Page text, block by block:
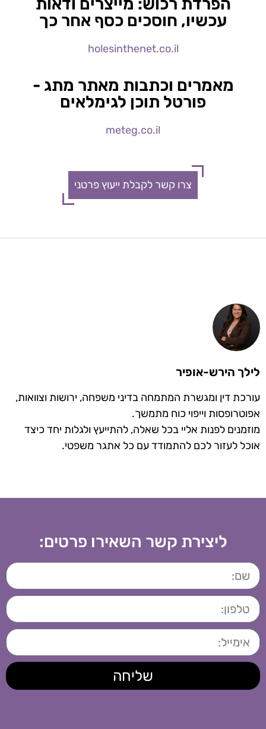
עכשיו, חוסכים כסף אחר כך
holesinthenet.co.il
מאמרים וכתבות מאתר מתג -
פורטל תוכן לגימלאים
meteg.co.il
צרו קשר לקבלת ייעוץ פרטני
לילך הירש-אופיר
עורכת דין ומגשרת המתמחה בדיני משפחה, ירושות וצוואות,
אפוטרופסות וייפוי כוח מתמשך.
מוזמנים לפנות אליי בכל שאלה, להתייעץ ולגלות יחד כיצד
אוכל לעזור לכם להתמודד עם כל אתגר משפטי.
ליצירת קשר השאירו פרטים:
שליחה